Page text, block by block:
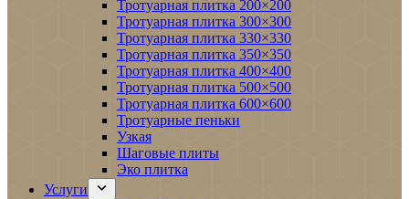
Тротуарная плитка 200×200
Тротуарная плитка 300×300
Тротуарная плитка 330×330
Тротуарная плитка 350×350
Тротуарная плитка 400×400
Тротуарная плитка 500×500
Тротуарная плитка 600×600
Тротуарные пеньки
Узкая
Шаговые плиты
Эко плитка
Услуги